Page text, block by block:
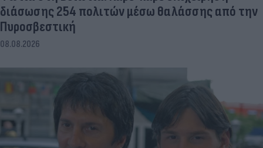
διάσωσης 254 πολιτών μέσω θαλάσσης από την
Πυροσβεστική
08.08.2026